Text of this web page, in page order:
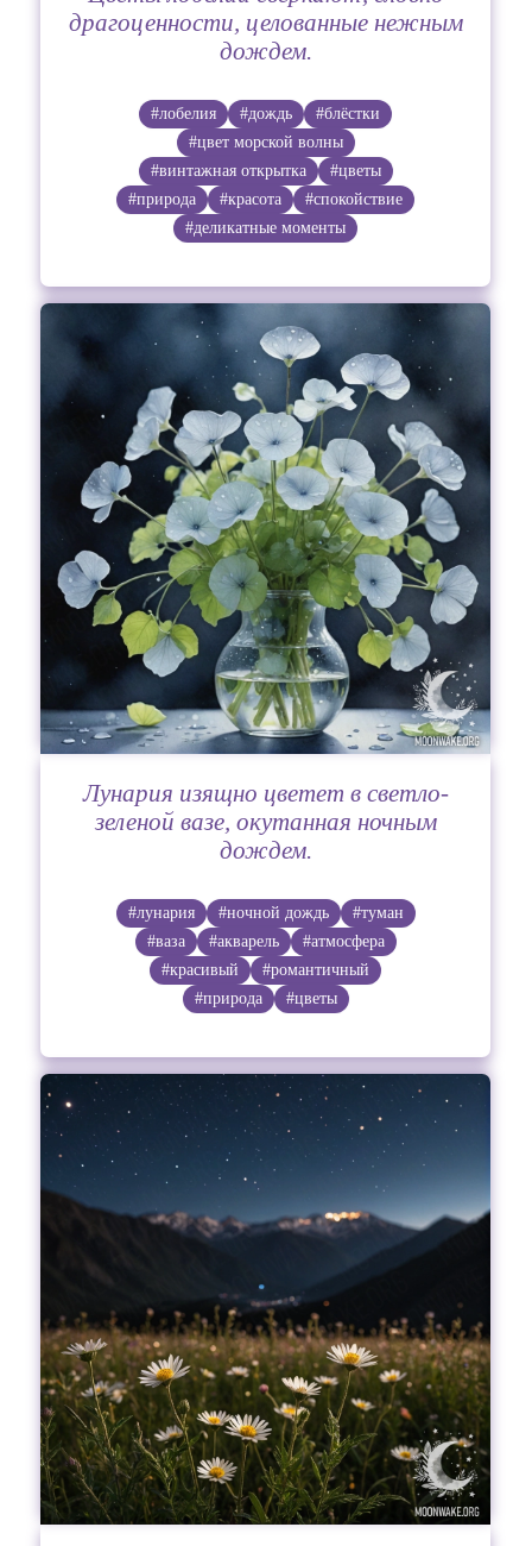
драгоценности, целованные нежным
дождем.
#лобелия #дождь
#блёстки
#цвет морской волны
#винтажная открытка
#цветы
#природа
#красота
#спокойствие
#деликатные моменты
Лунария изящно цветет в светло-
зеленой вазе, окутанная ночным
дождем.
#лунария #ночной дождь
#туман
#ваза
#акварель
#атмосфера
#красивый
#романтичный
#природа
#цветы